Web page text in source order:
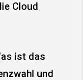
Cloud
ist das
und